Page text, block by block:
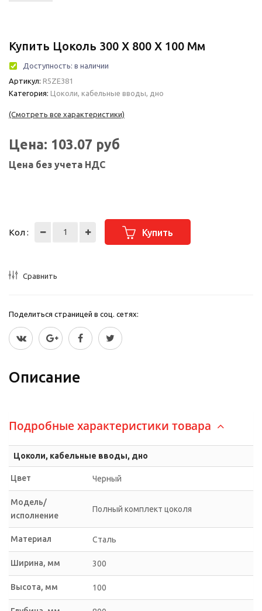
Купить Цоколь 300 X 800 X 100 Мм
Доступность: в наличии
Артикул: R5ZE381
Категория: Цоколи, кабельные вводы, дно
(Смотреть все характеристики)
Цена: 103.07 руб
Цена без учета НДС
Кол : Купить
Сравнить
Поделиться страницей в соц. сетях:
Описание
Подробные характеристики товара
Цоколи, кабельные вводы, дно
Цвет Черный
Модель/
исполнение
Полный комплект цоколя
Материал Сталь
Ширина, мм 300
Высота, мм 100